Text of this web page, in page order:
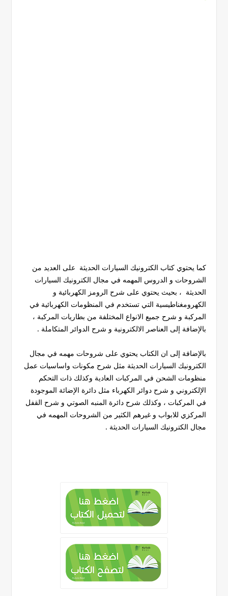
كما يحتوي كتاب الكترونيك السيارات الحديثة على العديد من
الشروحات و الدروس المهمه في مجال الكترونيك السيارات
الحديثة ، بحيث يحتوي على شرح الرومز الكهربائية و
الكهرومغناطيسية التي تستخدم في المنظومات الكهربائية في
المركبة و شرح جميع الانواع المختلفة من بطاريات المركبة ،
بالإضافة إلى العناصر الالكترونية و شرح الدوائر المتكاملة .
بالإضافة إلى ان الكتاب يحتوي على شروحات مهمه في مجال
الكترونيك السيارات الحديثة مثل شرح مكونات واساسيات عمل
منظومات الشحن في المركبات العادية وكذلك ذات التحكم
الإلكتروني و شرح دوائر الكهرباء مثل دائرة الإضائة الموجودة
في المركبات ، وكذلك شرح دائرة المنبه الصوتي و شرح القفل
المركزي للابواب و غيرهم الكثير من الشروحات المهمه في
مجال الكترونيك السيارات الحديثة .